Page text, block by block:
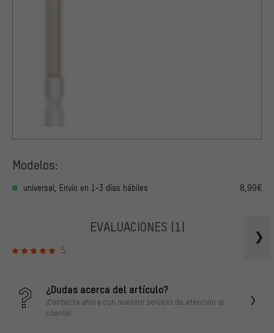
Modelos:
universal, Envío en 1-3 días hábiles 8,99€
EVALUACIONES (1)
5
¿Dudas acerca del artículo?
¡Contacta ahora con nuestro servicio de atención al
cliente!